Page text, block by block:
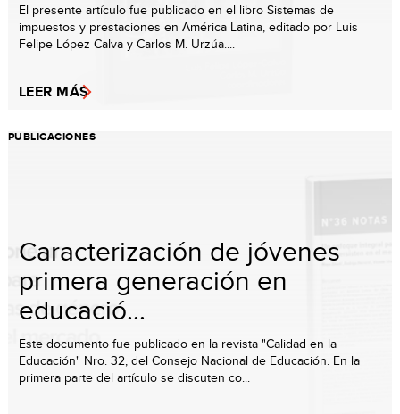
El presente artículo fue publicado en el libro Sistemas de
impuestos y prestaciones en América Latina, editado por Luis
Felipe López Calva y Carlos M. Urzúa....
LEER MÁS
PUBLICACIONES
Caracterización de jóvenes
primera generación en
educació...
Este documento fue publicado en la revista "Calidad en la
Educación" Nro. 32, del Consejo Nacional de Educación. En la
primera parte del artículo se discuten co...